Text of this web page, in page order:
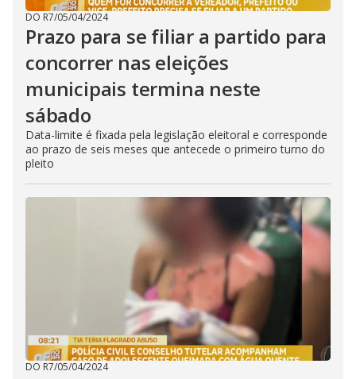
DO R7/05/04/2024
Prazo para se filiar a partido para
concorrer nas eleições
municipais termina neste
sábado
Data-limite é fixada pela legislação eleitoral e corresponde
ao prazo de seis meses que antecede o primeiro turno do
pleito
DO R7/05/04/2024